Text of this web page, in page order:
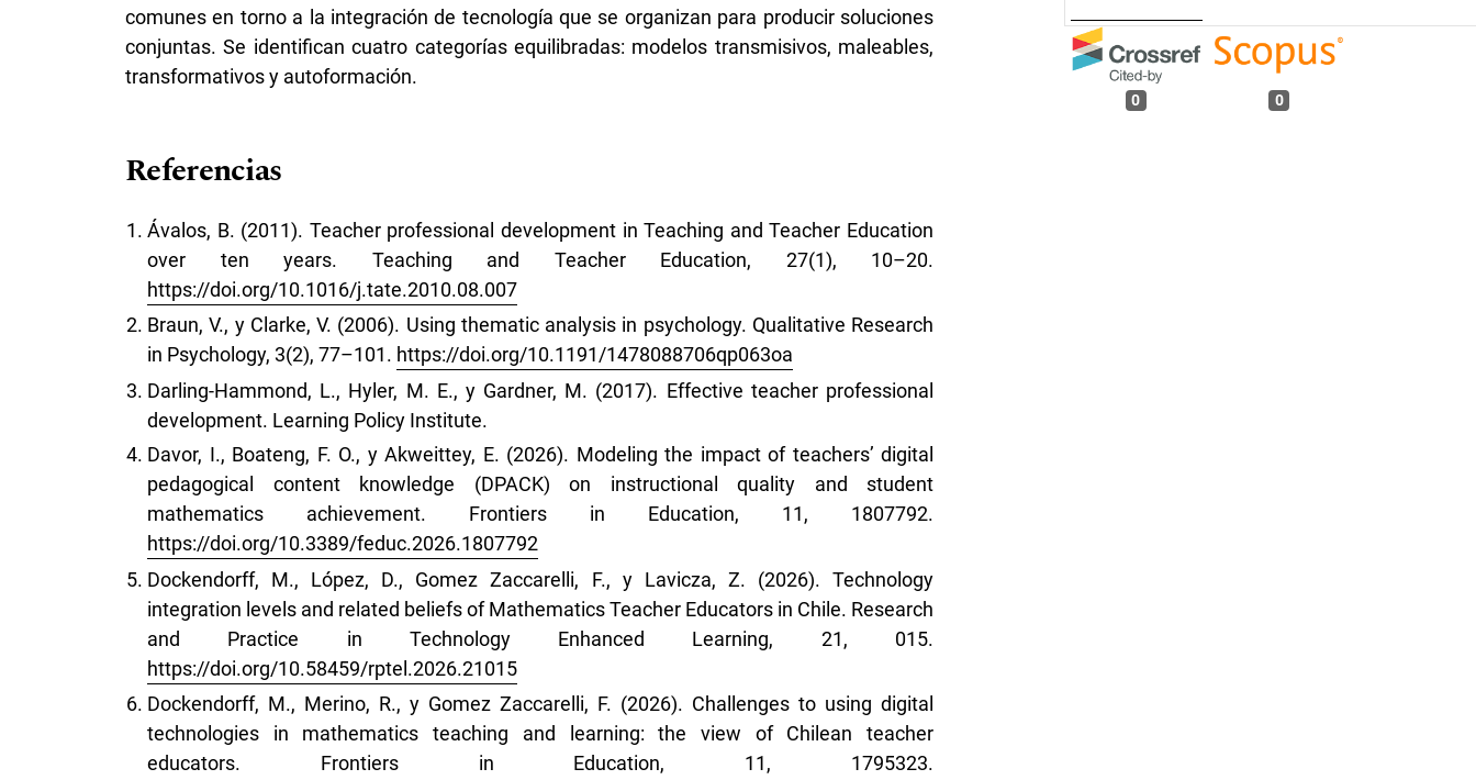
comunes en torno a la integración de tecnología que se organizan para producir soluciones
conjuntas. Se identifican cuatro categorías equilibradas: modelos transmisivos, maleables,
transformativos y autoformación.
Referencias
Ávalos, B. (2011). Teacher professional development in Teaching and Teacher Education
over ten years. Teaching and Teacher Education, 27(1), 10–20.
https://doi.org/10.1016/j.tate.2010.08.007
Braun, V., y Clarke, V. (2006). Using thematic analysis in psychology. Qualitative Research
in Psychology, 3(2), 77–101. https://doi.org/10.1191/1478088706qp063oa
Darling-Hammond, L., Hyler, M. E., y Gardner, M. (2017). Effective teacher professional
development. Learning Policy Institute.
Davor, I., Boateng, F. O., y Akweittey, E. (2026). Modeling the impact of teachers’ digital
pedagogical content knowledge (DPACK) on instructional quality and student
mathematics achievement. Frontiers in Education, 11, 1807792.
https://doi.org/10.3389/feduc.2026.1807792
Dockendorff, M., López, D., Gomez Zaccarelli, F., y Lavicza, Z. (2026). Technology
integration levels and related beliefs of Mathematics Teacher Educators in Chile. Research
and Practice in Technology Enhanced Learning, 21, 015.
https://doi.org/10.58459/rptel.2026.21015
Dockendorff, M., Merino, R., y Gomez Zaccarelli, F. (2026). Challenges to using digital
technologies in mathematics teaching and learning: the view of Chilean teacher
educators. Frontiers in Education, 11, 1795323.
0 0